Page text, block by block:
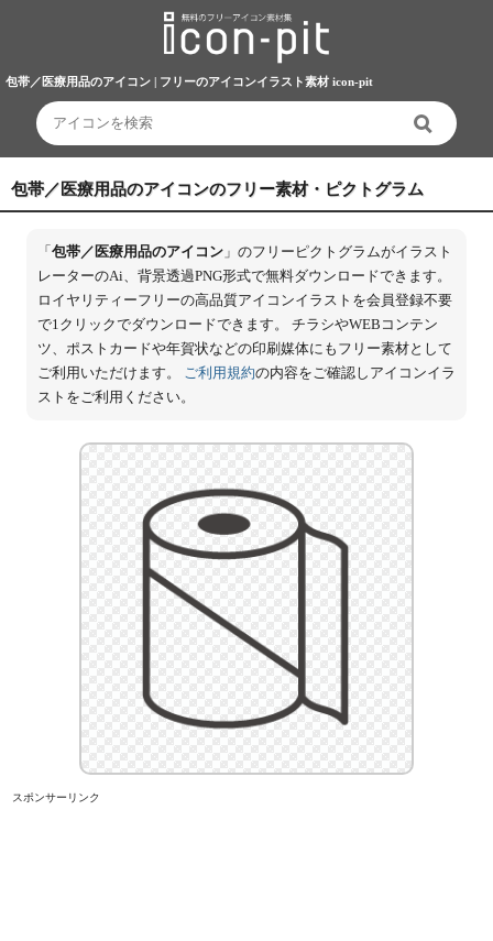
包帯／医療用品のアイコン | フリーのアイコンイラスト素材 icon-pit
包帯／医療用品のアイコンのフリー素材・ピクトグラム
「 包帯／医療用品のアイコン」のフリーピクトグラムがイラスト
レーターのAi、背景透過PNG形式で無料ダウンロードできます。
ロイヤリティーフリーの高品質アイコンイラストを会員登録不要
で1クリックでダウンロードできます。 チラシやWEBコンテン
ツ、ポストカードや年賀状などの印刷媒体にもフリー素材として
ご利用いただけます。 ご利用規約の内容をご確認しアイコンイラ
ストをご利用ください。
スポンサーリンク